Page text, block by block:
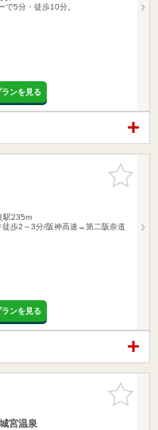
で5分・徒歩10分。
ンを見る
お気に入
りに追加
駅235m
徒歩2～3分/阪神高速→第二阪奈道
ンを見る
お気に入
りに追加
宮温泉